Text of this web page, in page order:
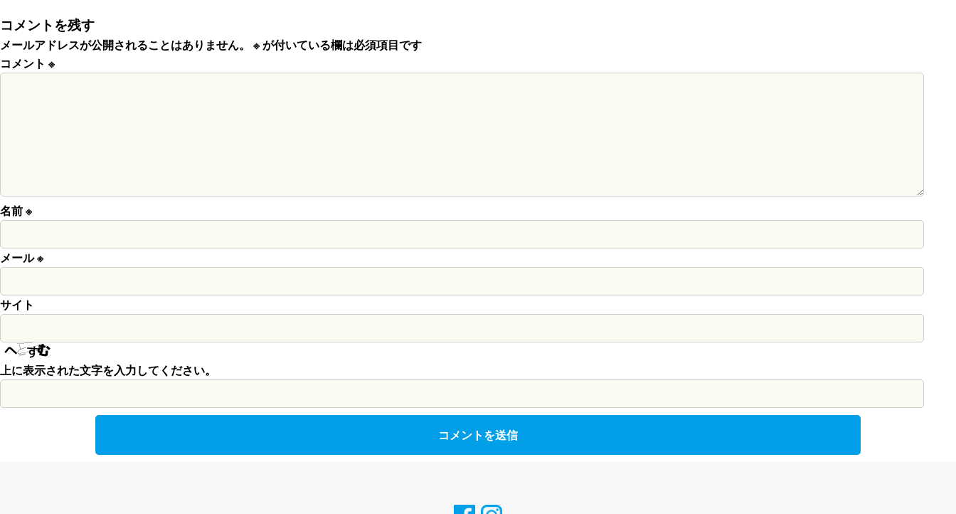
コメントを残す
メールアドレスが公開されることはありません。 ※が付いている欄は必須項目です
コメント ※
名前※
メール※
サイト
上に表示された文字を入力してください。